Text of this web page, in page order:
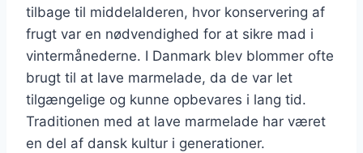
tilbage til middelalderen, hvor konservering af
frugt var en nødvendighed for at sikre mad i
vintermånederne. I Danmark blev blommer ofte
brugt til at lave marmelade, da de var let
tilgængelige og kunne opbevares i lang tid.
Traditionen med at lave marmelade har været
en del af dansk kultur i generationer.